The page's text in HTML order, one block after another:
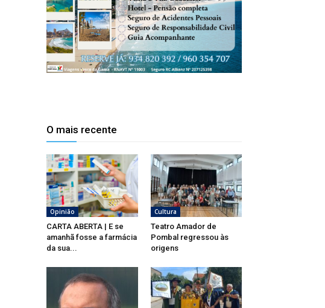
O mais recente
Opinião
CARTA ABERTA | E se
amanhã fosse a farmácia
da sua...
Cultura
Teatro Amador de
Pombal regressou às
origens